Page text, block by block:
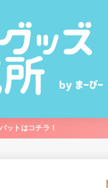
ットはコチラ！